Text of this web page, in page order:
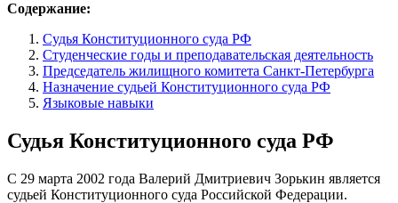
Содержание:
Судья Конституционного суда РФ
Студенческие годы и преподавательская деятельность
Председатель жилищного комитета Санкт-Петербурга
Назначение судьей Конституционного суда РФ
Языковые навыки
Судья Конституционного суда РФ
С 29 марта 2002 года Валерий Дмитриевич Зорькин является
судьей Конституционного суда Российской Федерации.